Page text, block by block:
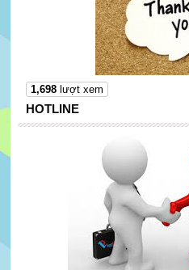
1,698lượt xem
HOTLINE